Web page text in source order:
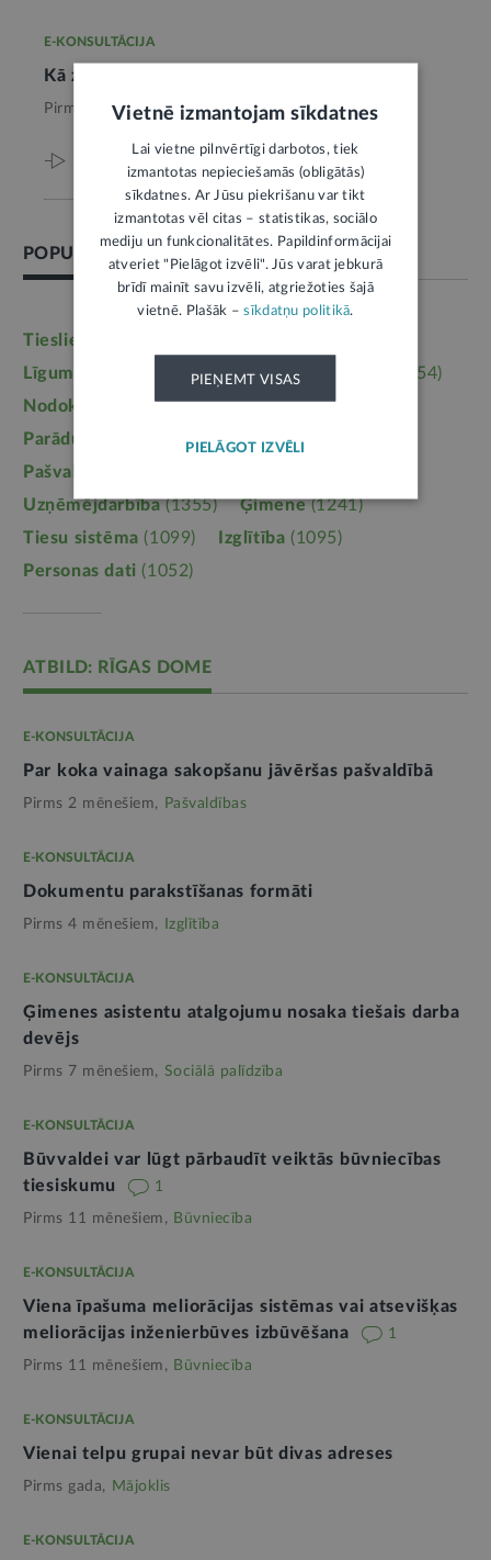
E-KONSULTĀCIJA
Kā zemesgrāmatā ierakstīt mazēku
Pirms 2 mēnešiem, Būvniecība
Viss par šo tēmu
POPULĀRĀKĀS TĒMAS
Tieslietas
Līgumi, dokumenti
(5364) Īpašumtiesības
(3954)
Nodokļi
Mājoklis(3142)
Parādu piedziņa
(2558) Labklājība
Pašvaldības
Uzņēmējdarbība(1355) Ģimene(1241)
Tiesu sistēma (1099) Izglītība (1095)
Personas dati (1052)
ATBILD: RĪGAS DOME
E-KONSULTĀCIJA
Par koka vainaga sakopšanu jāvēršas pašvaldībā
Pirms 2 mēnešiem, Pašvaldības
E-KONSULTĀCIJA
Dokumentu parakstīšanas formāti
Pirms 4 mēnešiem, Izglītība
E-KONSULTĀCIJA
Ģimenes asistentu atalgojumu nosaka tiešais darba
devējs
Pirms 7 mēnešiem, Sociālā palīdzība
E-KONSULTĀCIJA
Būvvaldei var lūgt pārbaudīt veiktās būvniecības
tiesiskumu
1
Pirms 11 mēnešiem, Būvniecība
E-KONSULTĀCIJA
Viena īpašuma meliorācijas sistēmas vai atsevišķas
meliorācijas inženierbūves izbūvēšana
1
Pirms 11 mēnešiem, Būvniecība
E-KONSULTĀCIJA
Vienai telpu grupai nevar būt divas adreses
Pirms gada, Mājoklis
E-KONSULTĀCIJA
Vietnē izmantojam sīkdatnes
Lai vietne pilnvērtīgi darbotos, tiek
izmantotas nepieciešamās (obligātās)
sīkdatnes. Ar Jūsu piekrišanu var tikt
izmantotas vēl citas – statistikas, sociālo
mediju un funkcionalitātes. Papildinformācijai
atveriet "Pielāgot izvēli". Jūs varat jebkurā
brīdī mainīt savu izvēli, atgriežoties šajā
vietnē. Plašāk –sīkdatņu politikā.
PIEŅEMT VISAS
PIELĀGOT IZVĒLI